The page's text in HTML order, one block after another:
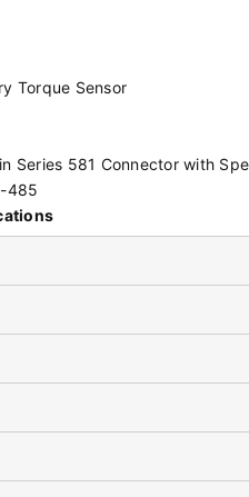
Torque Sensor
Series 581 Connector with
485